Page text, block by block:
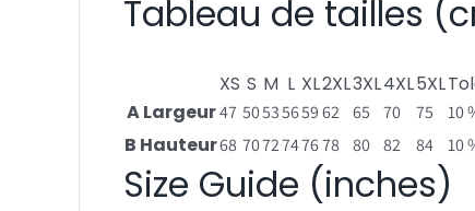
Tableau de tailles
XS S M L XL2XL3XL4XL5XL
A Largeur47 5053565962 65 70 75 10
B Hauteur68 7072747678 80 82 84 10
Size Guide (inches)